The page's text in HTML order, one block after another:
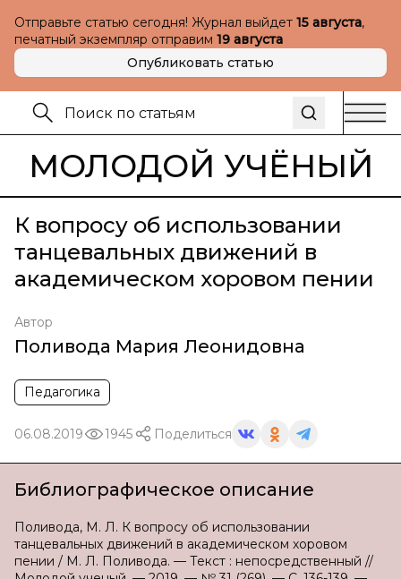
Отправьте статью сегодня! Журнал выйдет 15 августа,
печатный экземпляр отправим 19 августа
Опубликовать статью
МОЛОДОЙ УЧЁНЫЙ
К вопросу об использовании
танцевальных движений в
академическом хоровом пении
Автор
Поливода Мария Леонидовна
Педагогика
06.08.2019 1945 Поделиться
Библиографическое описание
Поливода, М. Л. К вопросу об использовании
танцевальных движений в академическом хоровом
пении / М. Л. Поливода. — Текст : непосредственный //